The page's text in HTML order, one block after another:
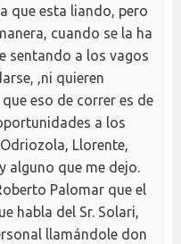
que esta liando, pero
cuando se la ha
sentando a los vagos
,ni quieren
eso de correr es de
a los
Llorente,
alguno que me dejo.
Palomar que el
habla del Sr. Solari,
llamándole don